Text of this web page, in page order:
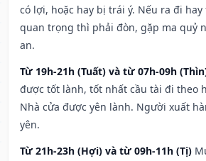
có lợi, hoặc hay bị trái ý. Nếu ra đi
quan trọng thì phải đòn, gặp ma quỷ
an.
Từ 19h-21h (Tuất) và từ 07h-09h
được tốt lành, tốt nhất cầu tài đi theo
Nhà cửa được yên lành. Người xuất
yên.
Từ 21h-23h (Hợi) và từ 09h-11h (Tị)